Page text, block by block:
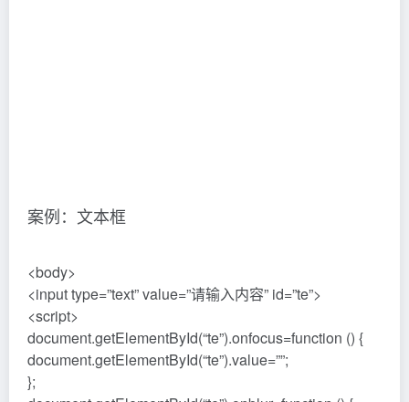
案例：文本框
<body>
<input type=”text” value=”请输入内容” id=”te”>
<script>
document.getElementById(“te”).onfocus=function () {
document.getElementById(“te”).value=””;
};